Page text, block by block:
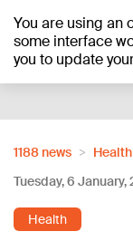
You are using an
some interface
you to update
+24
1188 news
Health
Tuesday, 6 January,
Health